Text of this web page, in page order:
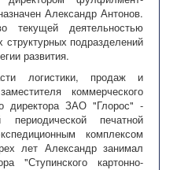
Александр Антонов.
текущей деятельностью
подразделений
развития.
логистики, продаж и
коммерческого
директора ЗАО "Глорос" -
периодической печатной
комплексом
лет Александр занимал
"Ступинского картонно-